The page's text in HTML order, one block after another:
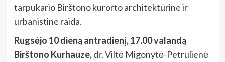
tarpukario Birštono kurorto architektūrine ir
urbanistine raida.
Rugsėjo 10 dieną antradienį, 17.00 valandą
Birštono Kurhauze,dr. Viltė Migonytė-Petrulienė